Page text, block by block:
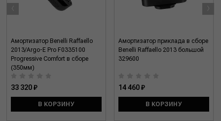
Амортизатор Benelli Raffaello
2013/Argo-E Pro F0335100
Progressive Comfort в сборе
(350мм)
33 320 ₽
В КОРЗИНУ
Амортизатор приклада в сборе
Benelli Raffaello 2013 большой
329600
14 460 ₽
В КОРЗИНУ
‹ ›